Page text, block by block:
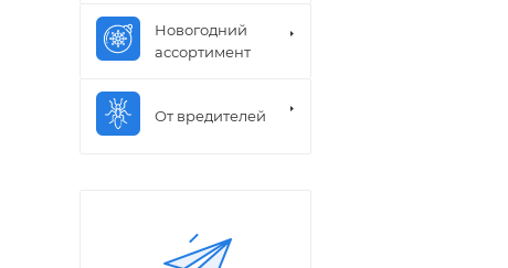
Новогодний
ассортимент
От вредителей